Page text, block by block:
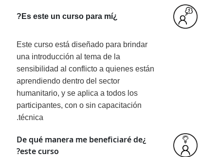
¿Es este un curso para mí?
Este curso está diseñado para brindar
una introducción al tema de la
sensibilidad al conflicto a quienes están
aprendiendo dentro del sector
humanitario, y se aplica a todos los
participantes, con o sin capacitación
técnica.
¿De qué manera me beneficiaré de
este curso?